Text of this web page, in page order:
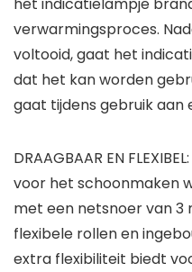
verwarmingsproces.
voltooid, gaat het
dat het kan worden
gaat tijdens gebruik aan
DRAAGBAAR EN
voor het schoonmaken
met een netsnoer van 3
flexibele rollen en
extra flexibiliteit biedt